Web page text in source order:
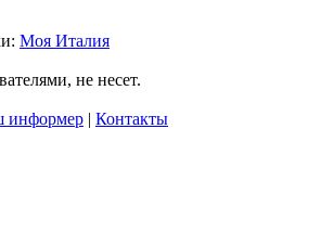
Моя Италия
не несет.
информер | Контакты